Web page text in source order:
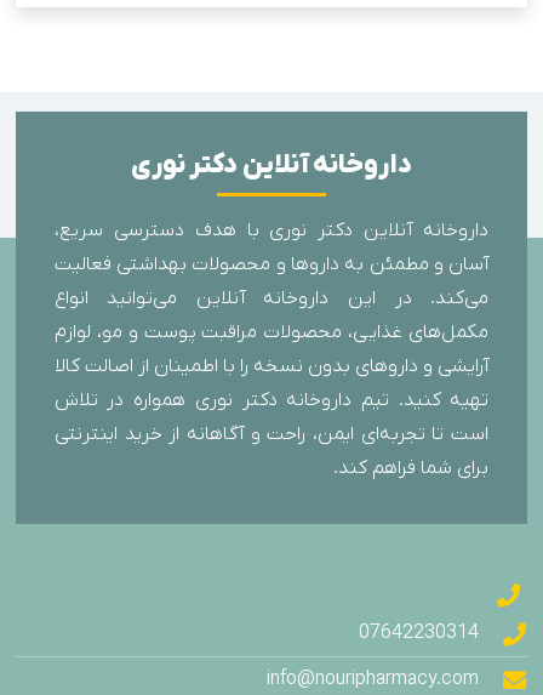
داروخانه آنلاین دکتر نوری
داروخانه آنلاین دکتر نوری با هدف دسترسی سریع،
آسان و مطمئن به داروها و محصولات بهداشتی فعالیت
می‌کند. در این داروخانه آنلاین می‌توانید انواع
مکمل‌های غذایی، محصولات مراقبت پوست و مو، لوازم
آرایشی و داروهای بدون نسخه را با اطمینان از اصالت کالا
تهیه کنید. تیم داروخانه دکتر نوری همواره در تلاش
است تا تجربه‌ای ایمن، راحت و آگاهانه از خرید اینترنتی
برای شما فراهم کند.
07642230314
info@nouripharmacy.com